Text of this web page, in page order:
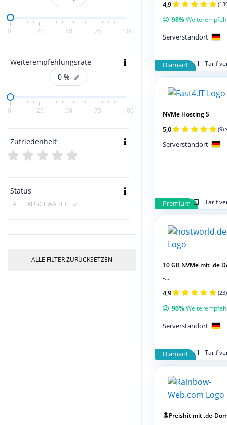
0 25 50 75 100
Weiterempfehlungsrate
0 %
0 25 50 75 100
Zufriedenheit
Status
ALLE AUSGEWÄHLT
ALLE FILTER ZURÜCKSETZEN
Diamant Tarif
4,9
98%
Serverstandort
Premium Tarif
NVMe Hosting S
5,0 (9)
Serverstandort
Diamant Tarif
10 GB NVMe mit .de
-...
4,9 (23)
96%
Serverstandort
🔝Preishit mit .de-